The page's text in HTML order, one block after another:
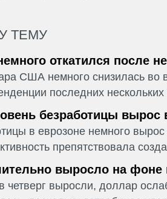
ТЕМУ
откатился после
США немного снизилась во
последних
безработицы вырос
в еврозоне немного
препятствовала
выросло на фоне
четверг выросли, доллар